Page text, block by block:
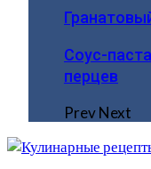
Соус-
перцев
PrevNext